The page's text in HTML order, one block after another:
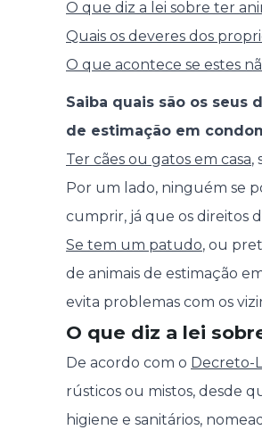
O que diz a lei sobre ter
Quais os deveres dos
O que acontece se estes
Saiba quais são os
de estimação em
Ter cães ou gatos em casa,
Por um lado, ninguém se
cumprir, já que os direitos
Se tem um patudo, ou
de animais de estimação
evita problemas com os
O que diz a lei
De acordo com o Decreto-
rústicos ou mistos, desde
higiene e sanitários,